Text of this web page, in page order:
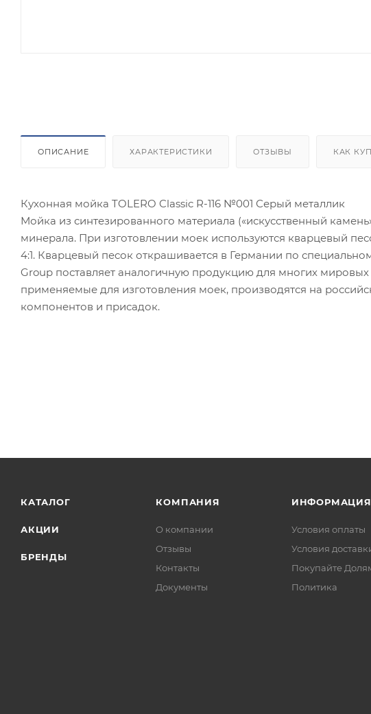
ОПИСАНИЕ ХАРАКТЕРИСТИКИ ОТЗЫВЫ КАК
Кухонная мойка TOLERO Classic R-116 №001 Серый металлик
Мойка из синтезированного материала («искусственный
минерала. При изготовлении моек используются кварцевый
4:1. Кварцевый песок открашивается в Германии по
Group поставляет аналогичную продукцию для многих
применяемые для изготовления моек, производятся на
компонентов и присадок.
КАТАЛОГ
АКЦИИ
БРЕНДЫ
КОМПАНИЯ
О компании
Отзывы
Контакты
Документы
ИНФОРМАЦИЯ
Условия оплаты
Условия
Покупайте
Политика